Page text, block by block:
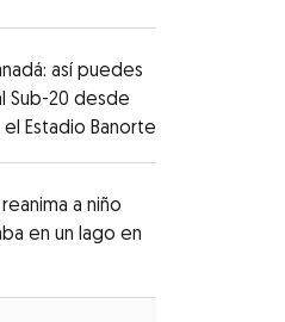
así puedes
Sub-20 desde
Estadio Banorte
reanima a niño
en un lago en